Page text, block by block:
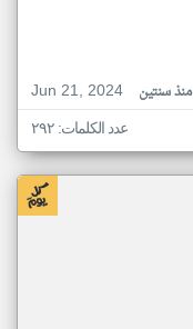
Jun 21, 2024
منذ سنتين
عدد الكلمات: ٢٩٢